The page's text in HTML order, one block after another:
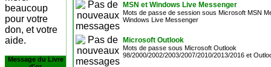
beaucoup
pour votre
don, et votre
aide.
Message du Livre
MSN et Windows Live Messenger
Mots de passe de session sous Microsoft MSN
Windows Live Messenger
Microsoft Outlook
Mots de passe sous Microsoft Outlook
98/2000/2002/2003/2007/2010/2013/2016 et